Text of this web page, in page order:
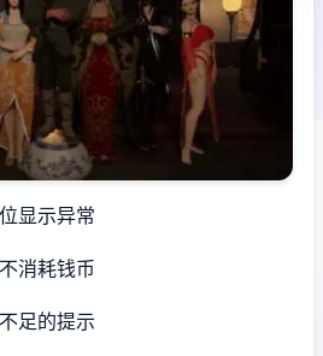
显示异常
消耗钱币
足的提示